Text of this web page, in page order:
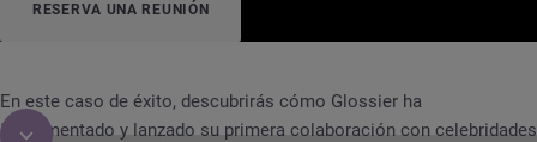
RESERVA UNA REUNIÓN
En este caso de éxito, descubrirás cómo Glossier ha
implementado y lanzado su primera colaboración con celebridades